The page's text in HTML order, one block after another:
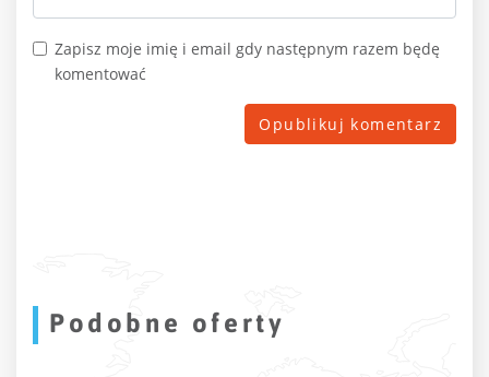
Zapisz moje imię i email gdy następnym razem będę
komentować
Podobne oferty